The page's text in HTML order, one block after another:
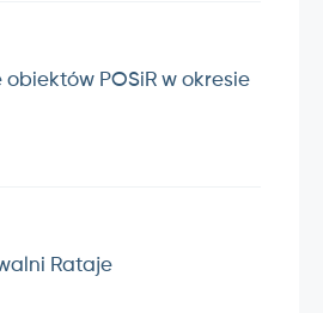
POSiR w okresie
Rataje